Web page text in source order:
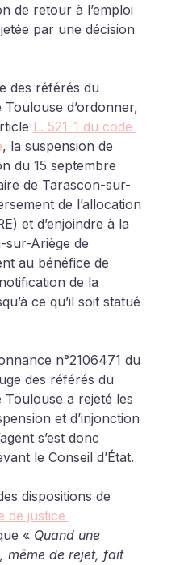
de retour à l’emploi
par une décision
des référés du
d’ordonner,
L. 521-1 du code
, la suspension de
du 15 septembre
de Tarascon-sur-
de l’allocation
et d’enjoindre à la
sur-Ariège de
au bénéfice de
de la
ce qu’il soit statué
n°2106471 du
des référés du
a rejeté les
et d’injonction
s’est donc
le Conseil d’État.
dispositions de
de justice
« Quand une
même de rejet, fait